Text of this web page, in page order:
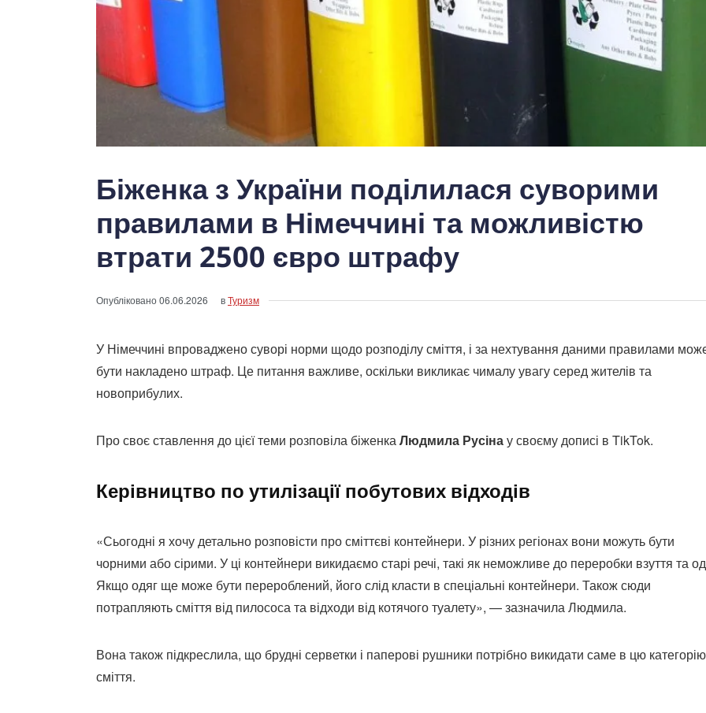
Біженка з України поділилася суворими
правилами в Німеччині та можливістю
втрати 2500 євро штрафу
Опубліковано06.06.2026 вТуризм
У Німеччині впроваджено суворі норми щодо розподілу сміття, і за нехтування даними правилами
бути накладено штраф. Це питання важливе, оскільки викликає чималу увагу серед жителів та
новоприбулих.
Про своє ставлення до цієї теми розповіла біженкаЛюдмила Русінау своєму дописі в TikTok.
Керівництво по утилізації побутових відходів
«Сьогодні я хочу детально розповісти про сміттєві контейнери. У різних регіонах вони можуть бути
чорними або сірими. У ці контейнери викидаємо старі речі, такі як неможливе до переробки взуття та
Якщо одяг ще може бути перероблений, його слід класти в спеціальні контейнери. Також сюди
потрапляють сміття від пилососа та відходи від котячого туалету», — зазначила Людмила.
Вона також підкреслила, що брудні серветки і паперові рушники потрібно викидати саме в цю категорію
сміття.